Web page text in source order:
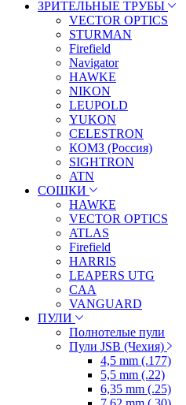
ЗРИТЕЛЬНЫЕ ТРУБЫ
VECTOR OPTICS
STURMAN
Firefield
Navigator
HAWKE
NIKON
LEUPOLD
YUKON
CELESTRON
КОМЗ (Россия)
SIGHTRON
ATN
СОШКИ
HAWKE
VECTOR OPTICS
ATLAS
Firefield
HARRIS
LEAPERS UTG
CAA
VANGUARD
ПУЛИ
Полнотелые пули
Пули JSB (Чехия)
4,5 mm (.177)
5,5 mm (.22)
6,35 mm (.25)